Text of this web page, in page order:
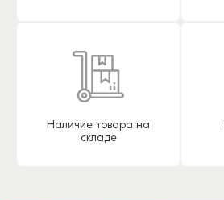
Наличие товара на
складе